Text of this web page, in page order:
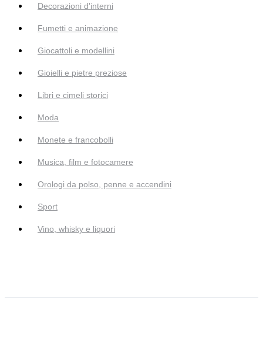
Decorazioni d'interni
Fumetti e animazione
Giocattoli e modellini
Gioielli e pietre preziose
Libri e cimeli storici
Moda
Monete e francobolli
Musica, film e fotocamere
Orologi da polso, penne e accendini
Sport
Vino, whisky e liquori